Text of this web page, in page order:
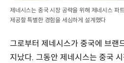
제네시스는 중국 시장 공략을 위해 제네시스 파
제공할 특별한 경험을 세심하게 설계했다
그로부터 제네시스가 중국에 브랜
지났다. 그동안 제네시스는 중국